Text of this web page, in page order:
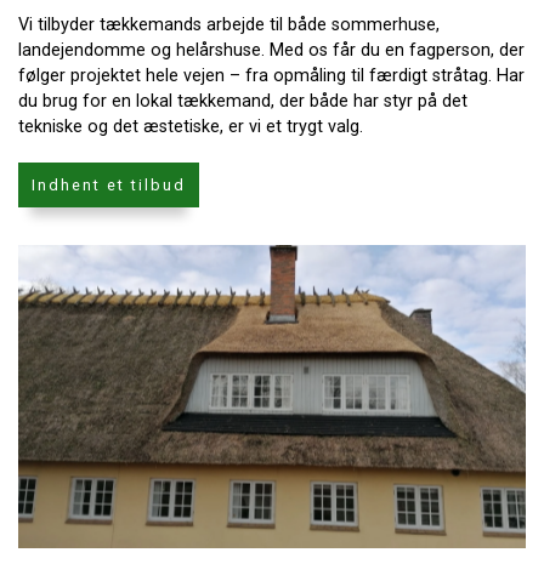
Vi tilbyder tækkemands arbejde til både sommerhuse,
landejendomme og helårshuse. Med os får du en fagperson, der
følger projektet hele vejen – fra opmåling til færdigt stråtag. Har
du brug for en lokal tækkemand, der både har styr på det
tekniske og det æstetiske, er vi et trygt valg.
Indhent et tilbud